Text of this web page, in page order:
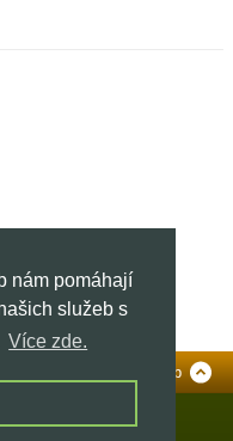
nám pomáhají
služeb s
Více zde.
To Top
vyhrazena.